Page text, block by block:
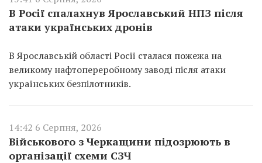
В Росії спалахнув Ярославський НПЗ після
атаки українських дронів
В Ярославській області Росії сталася пожежа на
великому нафтопереробному заводі після атаки
українських безпілотників.
14:42 6 Серпня, 2026
Військового з Черкащини підозрюють в
організації схеми СЗЧ